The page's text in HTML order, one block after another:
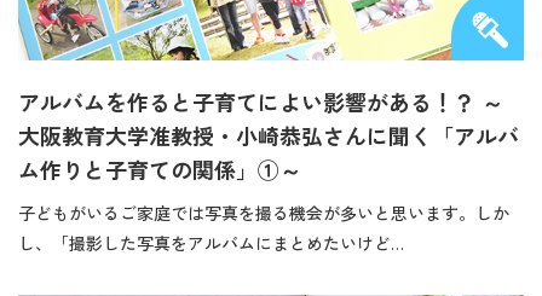
アルバムを作ると子育てによい影響がある！？ ～
大阪教育大学准教授・小崎恭弘さんに聞く「アルバ
ム作りと子育ての関係」①～
子どもがいるご家庭では写真を撮る機会が多いと思います。しか
し、「撮影した写真をアルバムにまとめたいけど…